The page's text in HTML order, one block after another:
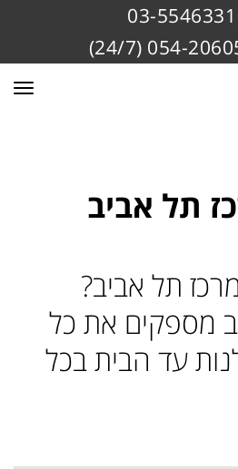
תל אביב
תל אביב?
מספקים את כל
עד הבית בכל